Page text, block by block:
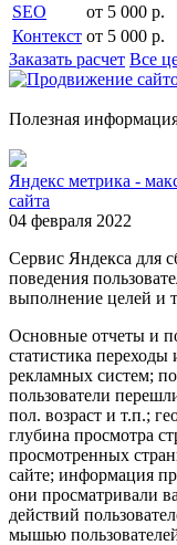
SEO
от 5 000 р.
Контекст от 5 000 р.
Заказать расчет Все
Полезная
Яндекс метрика -
сайта
04 февраля 2022
Сервис Яндекса для
поведения
выполнение целей и
Основные отчеты и
статистика
рекламных систем;
пользователи
пол. возраст и т.п.;
глубина просмотра
просмотренных
сайте; информация
они просматривали
действий
мышью